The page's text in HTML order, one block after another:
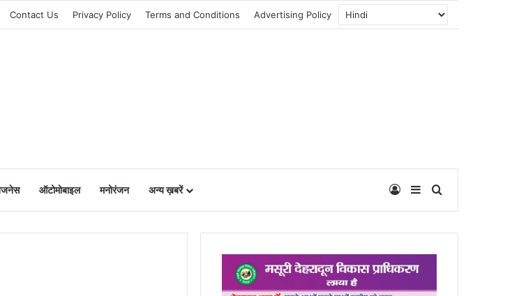
Contact Us Privacy Policy Terms and Conditions Advertising Policy
ऑटोमोबाइल मनोरंजन अन्य ख़बरें Log InSidebar